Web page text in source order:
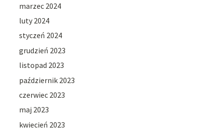
marzec 2024
luty 2024
styczeń 2024
grudzień 2023
listopad 2023
październik 2023
czerwiec 2023
maj 2023
kwiecień 2023